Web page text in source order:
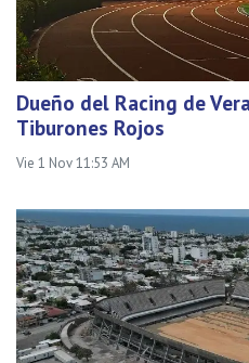
Dueño del Racing de
Tiburones Rojos
Vie 1 Nov 11:53 AM